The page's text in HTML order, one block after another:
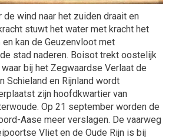
wind naar het zuiden draait en
stuwt het water met kracht het
kan de Geuzenvloot met
stad naderen. Boisot trekt oostelijk
bij het Zegwaardse Verlaat de
Schieland en Rijnland wordt
zijn hoofdkwartier van
Op 21 september worden de
Aase meer verslagen. De vaarweg
Vliet en de Oude Rijn is bij